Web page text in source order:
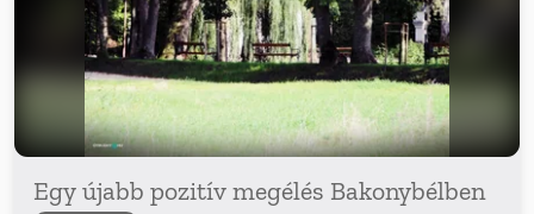
Egy újabb pozitív megélés Bakonybélben